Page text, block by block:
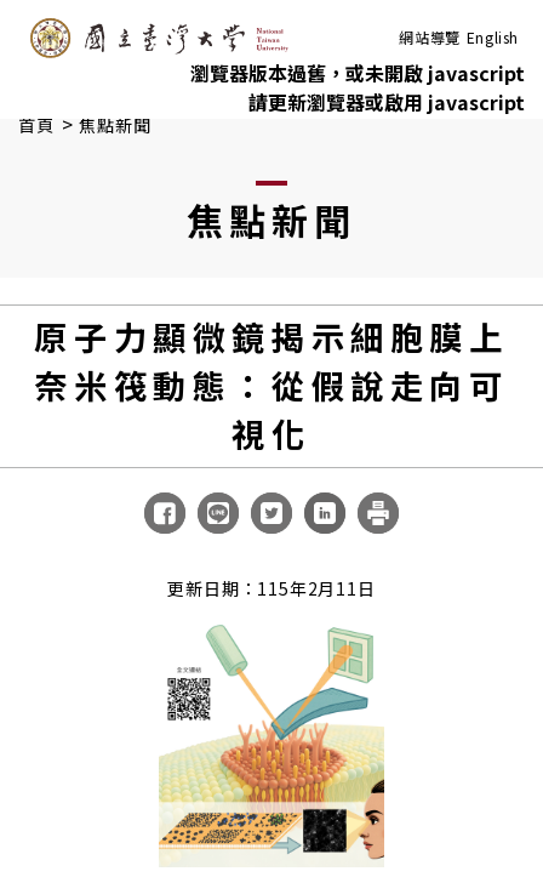
跳到主要內容 網站導覽 English
瀏覽器版本過舊，或未開啟 javascript
請更新瀏覽器或啟用 javascript
首頁 > 焦點新聞
焦點新聞
原子力顯微鏡揭示細胞膜上
奈米筏動態：從假說走向可
視化
更新日期：115年2月11日